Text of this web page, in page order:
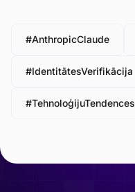
#AnthropicClaude
#IdentitātesVerifikācija
#TehnoloģijuTendences